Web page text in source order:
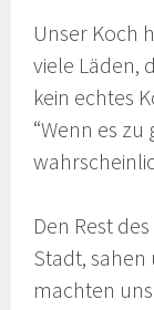
Unser Koch
viele Läden,
kein echtes
“Wenn es zu
Den Rest
Stadt, sahen
machten